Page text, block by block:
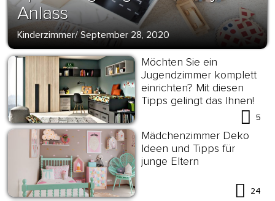
Anlass
Kinderzimmer/September 28, 2020
Möchten Sie ein
Jugendzimmer komplett
einrichten? Mit diesen
Tipps gelingt das Ihnen!
5
Mädchenzimmer Deko
Ideen und Tipps für
junge Eltern
24